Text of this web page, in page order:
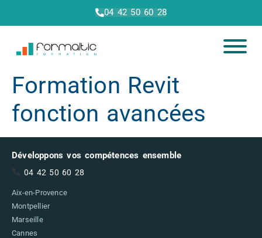
04 42 50 60 28
Formation Revit
fonction avancées
Développons vos compétences ensemble
04 42 50 60 28
Aix-en-Provence
Montpellier
Marseille
Cannes